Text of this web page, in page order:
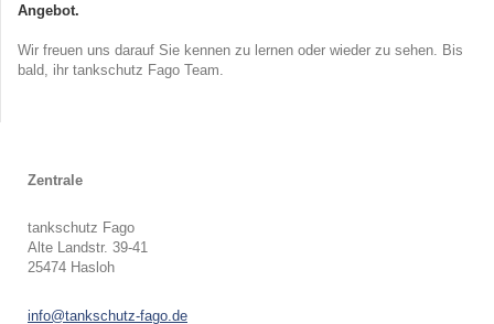
Angebot.
Wir freuen uns darauf Sie kennen zu lernen oder wieder zu sehen. Bis
bald, ihr tankschutz Fago Team.
Zentrale
tankschutz Fago
Alte Landstr. 39-41
25474 Hasloh
info@tankschutz-fago.de